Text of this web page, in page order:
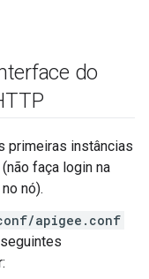
do
primeiras instâncias
faça login na
nó).
apigee.conf